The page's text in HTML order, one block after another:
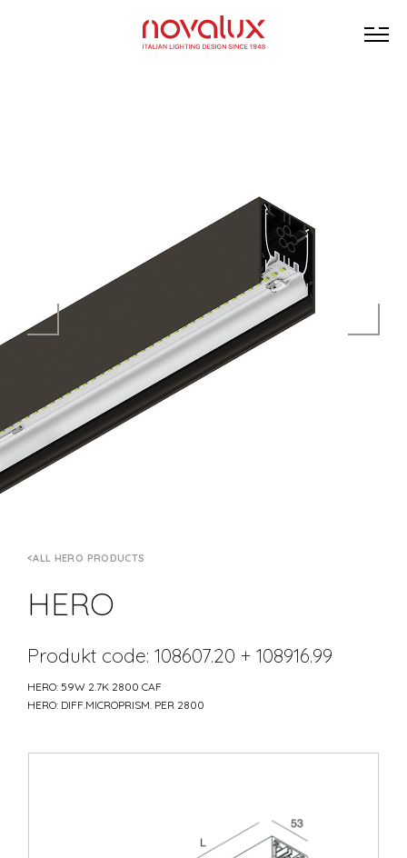
ALL HERO PRODUCTS
HERO
Produkt code: 108607.20 + 108916.99
HERO: 59W 2.7K 2800 CAF
HERO: DIFF.MICROPRISM. PER 2800